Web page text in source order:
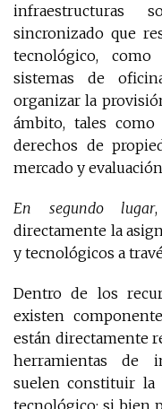
infraestructuras
sincronizado que
tecnológico, como
sistemas de
organizar la
ámbito, tales
derechos de
mercado y
En segundo lugar
directamente la
y tecnológicos a
Dentro de los
existen
están directamente
herramientas de
suelen constituir la
tecnológico; si bien